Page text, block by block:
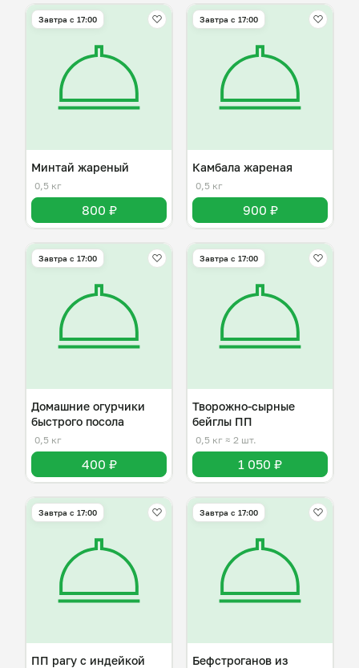
Завтра c 17:00
Минтай жареный
0,5 кг
800 ₽
Завтра c 17:00
Камбала жареная
0,5 кг
900 ₽
Завтра c 17:00
Домашние огурчики
быстрого посола
0,5 кг
400 ₽
Завтра c 17:00
Творожно-сырные
бейглы ПП
0,5 кг ≈ 2 шт.
1 050 ₽
Завтра c 17:00
ПП рагу с индейкой
Завтра c 17:00
Бефстроганов из